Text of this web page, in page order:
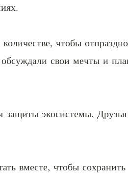
чтобы
свои мечты и
защиты экосистемы.
вместе, чтобы сохранить